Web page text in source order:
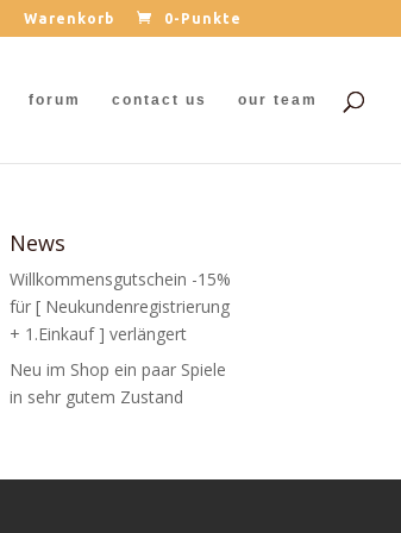
Warenkorb 0-Punkte
forum contact us our team
News
Willkommensgutschein -15%
für [ Neukundenregistrierung
+ 1.Einkauf ] verlängert
Neu im Shop ein paar Spiele
in sehr gutem Zustand